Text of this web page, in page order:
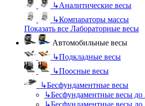
↳Аналитические весы
↳Компараторы массы
Показать все Лабораторные весы
Автомобильные весы
↳Подкладные весы
↳Поосные весы
↳Бесфундаментные весы
↳Бесфундаментные весы до
↳Бесфундаментные весы до